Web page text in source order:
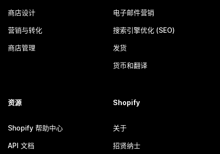
商店设计
营销与转化
商店管理
电子邮件营销
搜索引擎优化 (SEO)
发货
货币和翻译
资源
Shopify 帮助中心
API 文档
Shopify
关于
招贤纳士